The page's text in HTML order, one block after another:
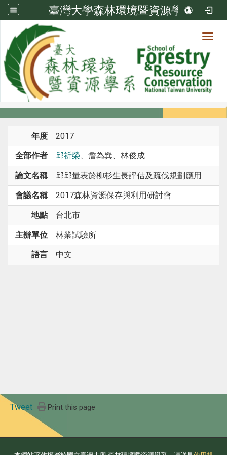
臺灣大學森林環境暨資源學系
系所成員
系所成員
年度 2017
全部作者 邱祈榮、詹為巽、林俊成
論文名稱 邱邱量表於柳杉生長評估及疏伐規劃應用
會議名稱 2017森林資源保存與利用研討會
地點 台北市
主辦單位 林業試驗所
語言 中文
Tweet Print this page